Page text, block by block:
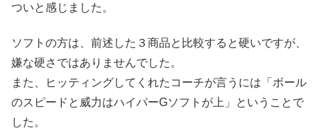
ついと感じました。
ソフトの方は、前述した３商品と比較すると硬いですが、
嫌な硬さではありませんでした。
また、ヒッティングしてくれたコーチが言うには「ボール
のスピードと威力はハイパーGソフトが上」ということで
した。